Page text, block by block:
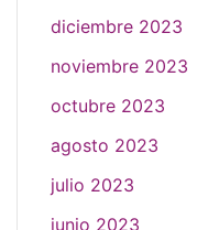
diciembre 2023
noviembre 2023
octubre 2023
agosto 2023
julio 2023
junio 2023